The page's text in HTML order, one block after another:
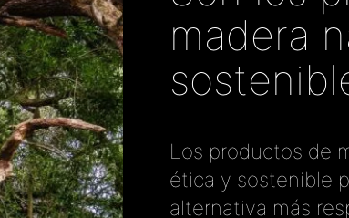
madera
Los productos de
ética y sostenible
alternativa más